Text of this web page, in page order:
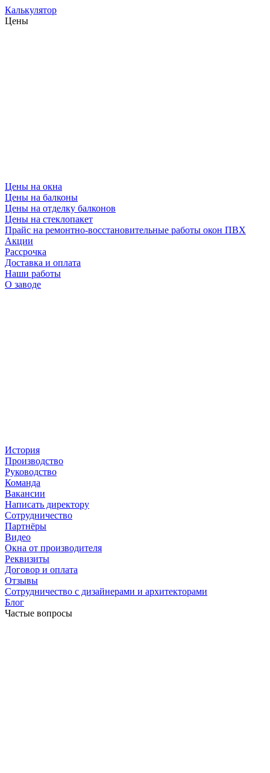
Калькулятор
Цены
Цены на окна
Цены на балконы
Цены на отделку балконов
Цены на стеклопакет
Прайс на ремонтно-восстановительные работы окон ПВХ
Акции
Рассрочка
Доставка и оплата
Наши работы
О заводе
История
Производство
Руководство
Команда
Вакансии
Написать директору
Сотрудничество
Партнёры
Видео
Окна от производителя
Реквизиты
Договор и оплата
Отзывы
Сотрудничество с дизайнерами и архитекторами
Блог
Частые вопросы